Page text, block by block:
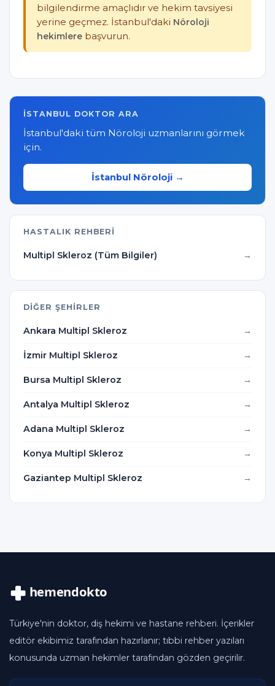
bilgilendirme amaçlıdır ve hekim tavsiyesi
yerine geçmez. İstanbul'daki Nöroloji
hekimlere başvurun.
İSTANBUL DOKTOR ARA
İstanbul'daki tüm Nöroloji uzmanlarını görmek
için.
İstanbul Nöroloji →
HASTALIK REHBERI
Multipl Skleroz (Tüm Bilgiler)
DIĞER ŞEHIRLER
Ankara Multipl Skleroz
İzmir Multipl Skleroz
Bursa Multipl Skleroz
Antalya Multipl Skleroz
Adana Multipl Skleroz
Konya Multipl Skleroz
Gaziantep Multipl Skleroz
Türkiye'nin doktor, diş hekimi ve hastane rehberi. İçerikler
editör ekibimiz tarafından hazırlanır; tıbbi rehber yazıları
konusunda uzman hekimler tarafından gözden geçirilir.